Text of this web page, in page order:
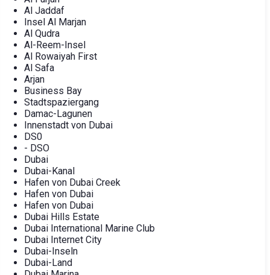
Al Jaddaf
Insel Al Marjan
Al Qudra
Al-Reem-Insel
Al Rowaiyah First
Al Safa
Arjan
Business Bay
Stadtspaziergang
Damac-Lagunen
Innenstadt von Dubai
DS0
- DSO
Dubai
Dubai-Kanal
Hafen von Dubai Creek
Hafen von Dubai
Hafen von Dubai
Dubai Hills Estate
Dubai International Marine Club
Dubai Internet City
Dubai-Inseln
Dubai-Land